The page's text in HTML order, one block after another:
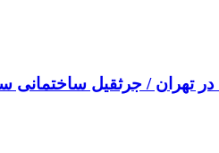
در تهران / جرثقیل ساختمانی